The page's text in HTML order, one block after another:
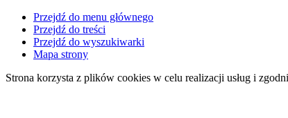
Przejdź do menu głównego
Przejdź do treści
Przejdź do wyszukiwarki
Mapa strony
Strona korzysta z plików cookies w celu realizacji usług i